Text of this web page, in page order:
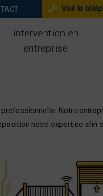
Voir le
intervention en
entreprise
Notre
notre expertise afin